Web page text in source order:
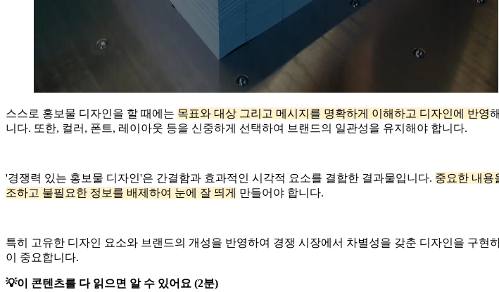
스스로 홍보물 디자인을 할 때에는 목표와 대상 그리고 메시지를 명확하게 이해하고 디자인에 반영
니다. 또한, 컬러, 폰트, 레이아웃 등을 신중하게 선택하여 브랜드의 일관성을 유지해야 합니다.
'경쟁력 있는 홍보물 디자인'은 간결함과 효과적인 시각적 요소를 결합한 결과물입니다. 중요한 내용
조하고 불필요한 정보를 배제하여 눈에 잘 띄게 만들어야 합니다.
특히 고유한 디자인 요소와 브랜드의 개성을 반영하여 경쟁 시장에서 차별성을 갖춘 디자인을 구현
이 중요합니다.
💡이 콘텐츠를 다 읽으면 알 수 있어요 (2분)